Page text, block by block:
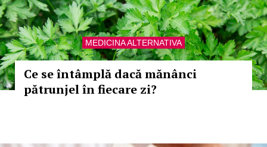
MEDICINA ALTERNATIVA
Ce se întâmplă dacă mănânci
pătrunjel în fiecare zi?